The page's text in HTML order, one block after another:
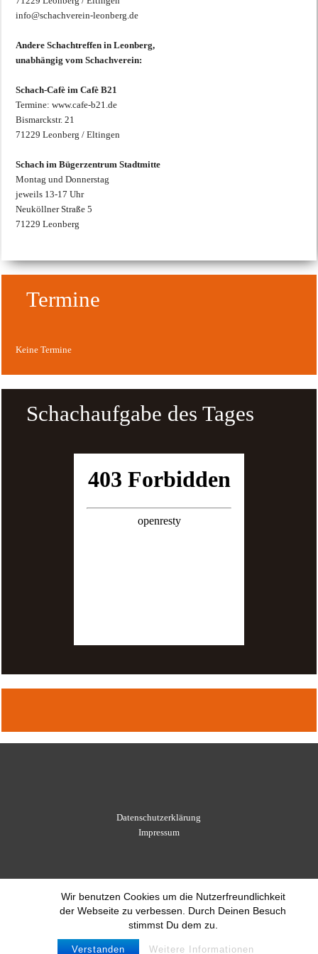
Wir benutzen Cookies um die Nutzerfreundlichkeit
der Webseite zu verbessen. Durch Deinen Besuch
stimmst Du dem zu.
Verstanden Weitere Informationen
info@schachverein-leonberg.de
Andere Schachtreffen in Leonberg,
unabhängig vom Schachverein:
Schach-Cafè im Cafè B21
Termine: www.cafe-b21.de
Bismarckstr. 21
71229 Leonberg / Eltingen
Schach im Bügerzentrum Stadtmitte
Montag und Donnerstag
jeweils 13-17 Uhr
Neuköllner Straße 5
71229 Leonberg
Termine
Keine Termine
Schachaufgabe des Tages
Datenschutzerklärung
Impressum
© 2021 Schachverein Leonberg